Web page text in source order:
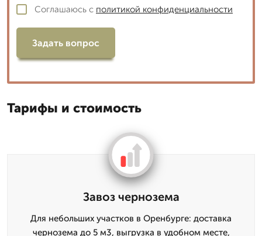
Соглашаюсь с политикой конфиденциальности
Задать вопрос
Тарифы и стоимость
Завоз чернозема
Для небольших участков в Оренбурге: доставка
чернозема до 5 м3, выгрузка в удобном месте,